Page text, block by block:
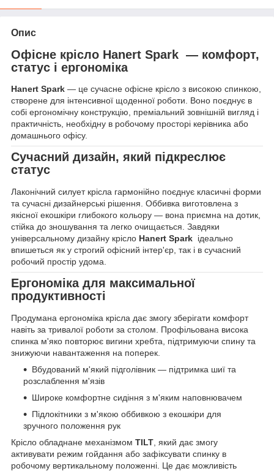
Опис
Офісне крісло Hanert Spark — комфорт,
статус і ергономіка
Hanert Spark — це сучасне офісне крісло з високою спинкою,
створене для інтенсивної щоденної роботи. Воно поєднує в
собі ергономічну конструкцію, преміальний зовнішній вигляд і
практичність, необхідну в робочому просторі керівника або
домашнього офісу.
Сучасний дизайн, який підкреслює
статус
Лаконічний силует крісла гармонійно поєднує класичні форми
та сучасні дизайнерські рішення. Оббивка виготовлена з
якісної екошкіри глибокого кольору — вона приємна на дотик,
стійка до зношування та легко очищається. Завдяки
універсальному дизайну крісло Hanert Spark ідеально
впишеться як у строгий офісний інтер'єр, так і в сучасний
робочий простір удома.
Ергономіка для максимальної
продуктивності
Продумана ергономіка крісла дає змогу зберігати комфорт
навіть за тривалої роботи за столом. Профільована висока
спинка м'яко повторює вигини хребта, підтримуючи спину та
знижуючи навантаження на поперек.
Вбудований м'який підголівник — підтримка шиї та
розслаблення м'язів
Широке комфортне сидіння з м'яким наповнювачем
Підлокітники з м'якою оббивкою з екошкіри для
зручного положення рук
Крісло обладнане механізмом TILT , який дає змогу
активувати режим гойдання або зафіксувати спинку в
робочому вертикальному положенні. Це дає можливість